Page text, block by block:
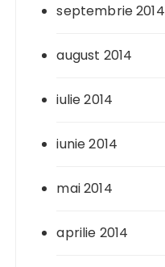
septembrie 2014
august 2014
iulie 2014
iunie 2014
mai 2014
aprilie 2014